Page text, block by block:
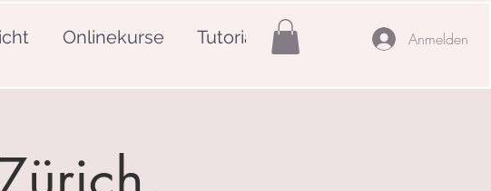
Onlinekurse Tutorials Anmelden